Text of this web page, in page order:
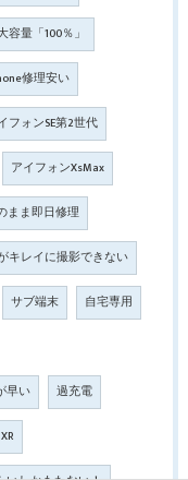
容量「100％」
修理安い
フォンSE第2世代
アイフォンXsMax
まま即日修理
キレイに撮影できない
サブ端末 自宅専用
早い 過充電